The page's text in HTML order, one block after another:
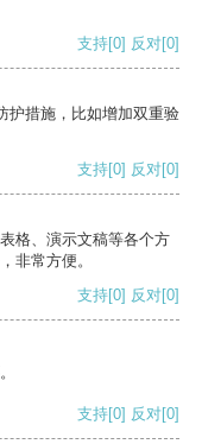
支持[0] 反对[0]
护措施，比如增加双重验
支持[0] 反对[0]
格、演示文稿等各个方
非常方便。
支持[0] 反对[0]
支持[0] 反对[0]